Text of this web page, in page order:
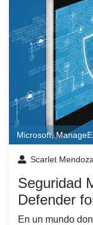
Microsoft,
Scarlet Mendoza
Seguridad
Defender
En un mundo